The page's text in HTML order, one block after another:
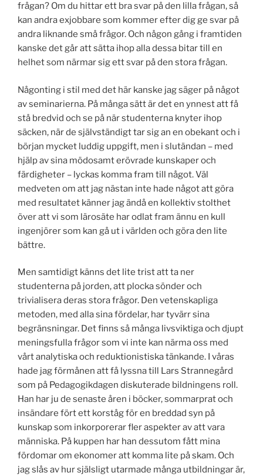
frågan? Om du hittar ett bra svar på den lilla frågan, så
kan andra exjobbare som kommer efter dig ge svar på
andra liknande små frågor. Och någon gång i framtiden
kanske det går att sätta ihop alla dessa bitar till en
helhet som närmar sig ett svar på den stora frågan.
Någonting i stil med det här kanske jag säger på något
av seminarierna. På många sätt är det en ynnest att få
stå bredvid och se på när studenterna knyter ihop
säcken, när de självständigt tar sig an en obekant och i
början mycket luddig uppgift, men i slutändan – med
hjälp av sina mödosamt erövrade kunskaper och
färdigheter – lyckas komma fram till något. Väl
medveten om att jag nästan inte hade något att göra
med resultatet känner jag ändå en kollektiv stolthet
över att vi som lärosäte har odlat fram ännu en kull
ingenjörer som kan gå ut i världen och göra den lite
bättre.
Men samtidigt känns det lite trist att ta ner
studenterna på jorden, att plocka sönder och
trivialisera deras stora frågor. Den vetenskapliga
metoden, med alla sina fördelar, har tyvärr sina
begränsningar. Det finns så många livsviktiga och djupt
meningsfulla frågor som vi inte kan närma oss med
vårt analytiska och reduktionistiska tänkande. I våras
hade jag förmånen att få lyssna till Lars Strannegård
som på Pedagogikdagen diskuterade bildningens roll.
Han har ju de senaste åren i böcker, sommarprat och
insändare fört ett korståg för en breddad syn på
kunskap som inkorporerar fler aspekter av att vara
människa. På kuppen har han dessutom fått mina
fördomar om ekonomer att komma lite på skam. Och
jag slås av hur själsligt utarmade många utbildningar är,